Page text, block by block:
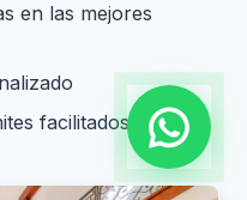
en las mejores
facilitados